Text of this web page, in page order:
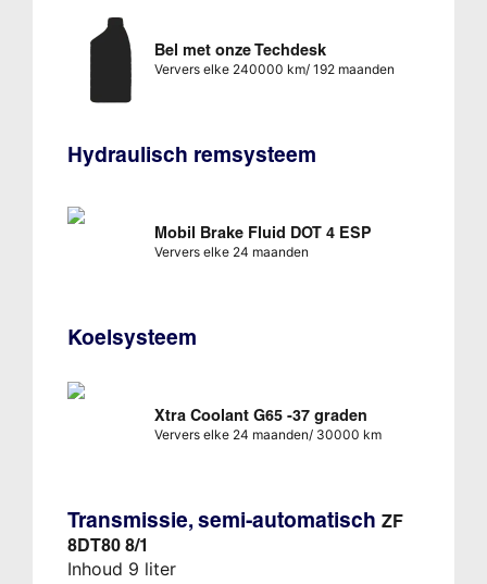
Bel met onze Techdesk
Ververs elke 240000 km/ 192 maanden
Hydraulisch remsysteem
Mobil Brake Fluid DOT 4 ESP
Ververs elke 24 maanden
Koelsysteem
Xtra Coolant G65 -37 graden
Ververs elke 24 maanden/ 30000 km
Transmissie, semi-automatisch ZF
8DT80 8/1
Inhoud 9 liter